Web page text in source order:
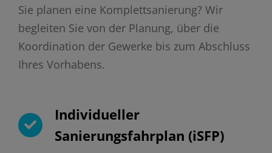
Sie planen eine Komplettsanierung? Wir
begleiten Sie von der Planung, über die
Koordination der Gewerke bis zum Abschluss
Ihres Vorhabens.
Individueller
Sanierungsfahrplan (iSFP)